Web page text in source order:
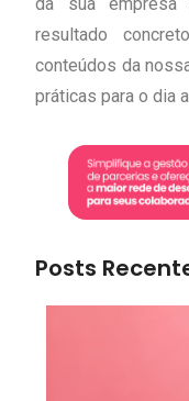
resultado
conteúdos da
práticas para o dia
Posts